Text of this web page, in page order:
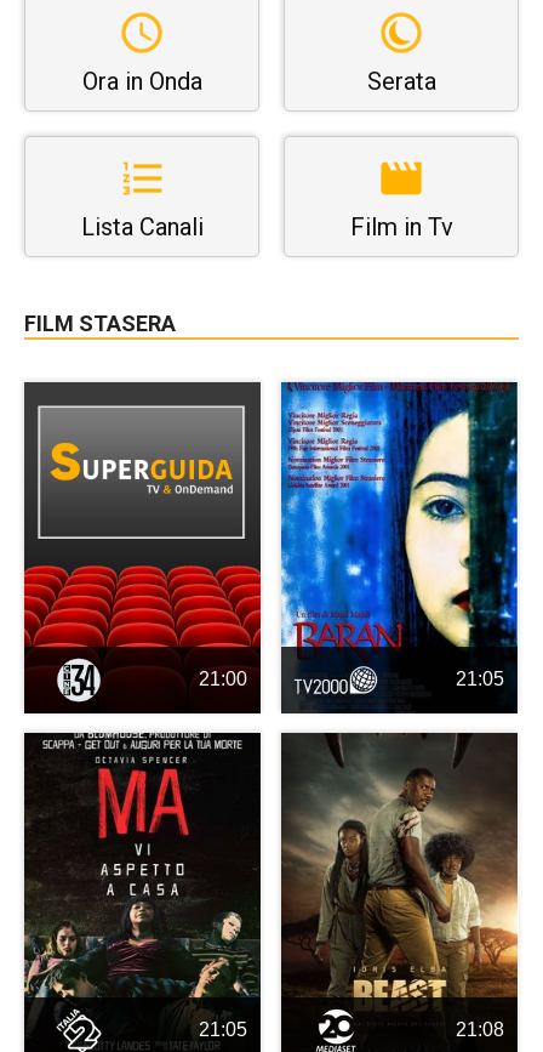
Ora in Onda Serata
Lista Canali Film in Tv
FILM STASERA
21:00 21:05
21:05 21:08